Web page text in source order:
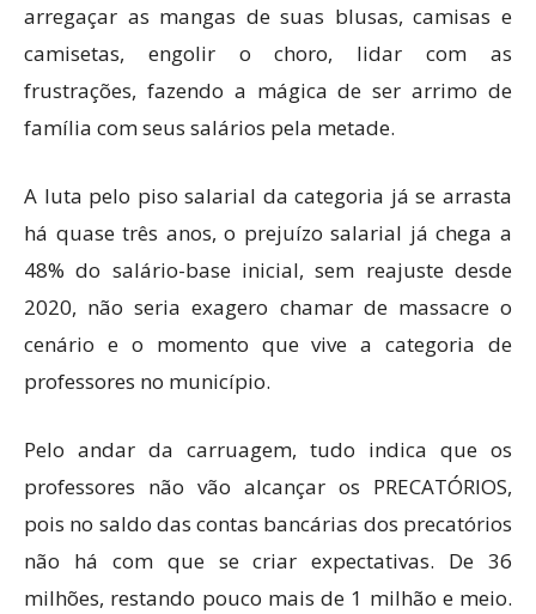
arregaçar as mangas de suas blusas, camisas e
camisetas, engolir o choro, lidar com as
frustrações, fazendo a mágica de ser arrimo de
família com seus salários pela metade.
A luta pelo piso salarial da categoria já se arrasta
há quase três anos, o prejuízo salarial já chega a
48% do salário-base inicial, sem reajuste desde
2020, não seria exagero chamar de massacre o
cenário e o momento que vive a categoria de
professores no município.
Pelo andar da carruagem, tudo indica que os
professores não vão alcançar os PRECATÓRIOS,
pois no saldo das contas bancárias dos precatórios
não há com que se criar expectativas. De 36
milhões, restando pouco mais de 1 milhão e meio.